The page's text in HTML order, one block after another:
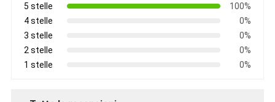
5 stelle
100%
4 stelle
0%
3 stelle
0%
2 stelle
0%
1 stelle
0%